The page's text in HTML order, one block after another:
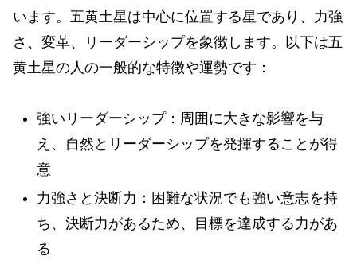
います。五黄土星は中心に位置する星であり、力強
さ、変革、リーダーシップを象徴します。以下は五
黄土星の人の一般的な特徴や運勢です：
強いリーダーシップ：周囲に大きな影響を与
え、自然とリーダーシップを発揮することが得
意
力強さと決断力：困難な状況でも強い意志を持
ち、決断力があるため、目標を達成する力があ
る